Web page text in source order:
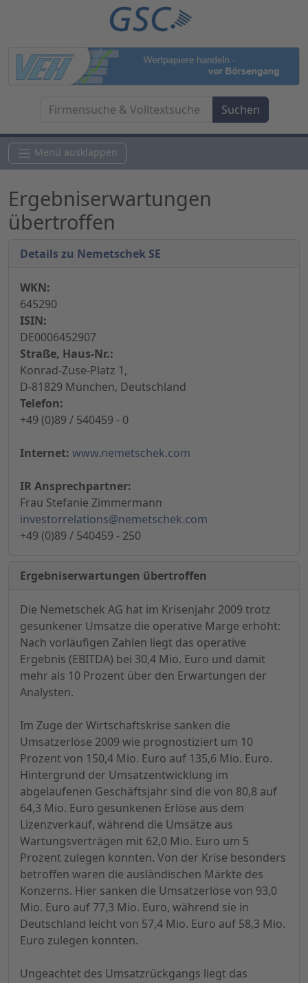
Menü ausklappen
Ergebniserwartungen
übertroffen
Details zu Nemetschek SE
WKN:
645290
ISIN:
DE0006452907
Straße, Haus-Nr.:
Konrad-Zuse-Platz 1,
D-81829 München, Deutschland
Telefon:
+49 (0)89 / 540459 - 0
Internet: www.nemetschek.com
IR Ansprechpartner:
Frau Stefanie Zimmermann
investorrelations@nemetschek.com
+49 (0)89 / 540459 - 250
Ergebniserwartungen übertroffen
Die Nemetschek AG hat im Krisenjahr 2009 trotz
gesunkener Umsätze die operative Marge erhöht:
Nach vorläufigen Zahlen liegt das operative
Ergebnis (EBITDA) bei 30,4 Mio. Euro und damit
mehr als 10 Prozent über den Erwartungen der
Analysten.
Im Zuge der Wirtschaftskrise sanken die
Umsatzerlöse 2009 wie prognostiziert um 10
Prozent von 150,4 Mio. Euro auf 135,6 Mio. Euro.
Hintergrund der Umsatzentwicklung im
abgelaufenen Geschäftsjahr sind die von 80,8 auf
64,3 Mio. Euro gesunkenen Erlöse aus dem
Lizenzverkauf, während die Umsätze aus
Wartungsverträgen mit 62,0 Mio. Euro um 5
Prozent zulegen konnten. Von der Krise besonders
betroffen waren die ausländischen Märkte des
Konzerns. Hier sanken die Umsatzerlöse von 93,0
Mio. Euro auf 77,3 Mio. Euro, während sie in
Deutschland leicht von 57,4 Mio. Euro auf 58,3 Mio.
Euro zulegen konnten.
Ungeachtet des Umsatzrückgangs liegt das